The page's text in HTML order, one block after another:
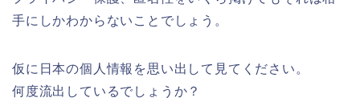
手にしかわからないことでしょう。
仮に日本の個人情報を思い出して見てください。
何度流出しているでしょうか？